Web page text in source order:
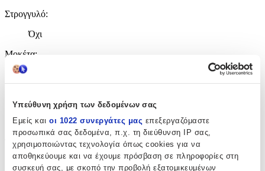
Υπεύθυνη χρήση των δεδομένων σας
Εμείς και οι 1022 συνεργάτες μας επεξεργαζόμαστε
προσωπικά σας δεδομένα, π.χ. τη διεύθυνση IP σας,
χρησιμοποιώντας τεχνολογία όπως cookies για να
αποθηκεύουμε και να έχουμε πρόσβαση σε πληροφορίες στη
συσκευή σας, με σκοπό την προβολή εξατομικευμένων
Στρογγυλό:
Όχι
Μοκέτα:
Διαστάσεις
Πλάτος: